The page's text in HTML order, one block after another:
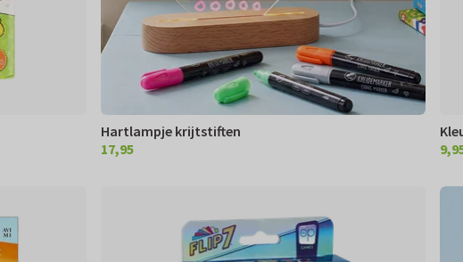
Hartlampje krijtstiften
€ 17,95
17,95
€